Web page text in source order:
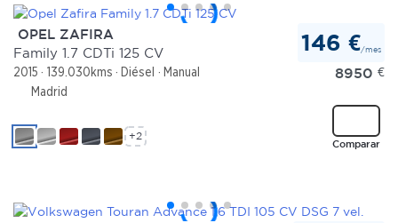
OPEL ZAFIRA
Family 1.7 CDTi 125 CV
2015 139.030kms Diésel
Manual
Madrid
146 €/mes
8950 €
Comparar
+2